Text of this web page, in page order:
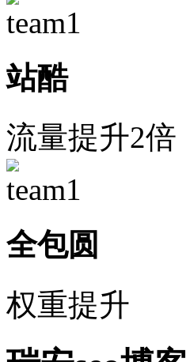
站酷
流量提升2倍
全包圆
权重提升